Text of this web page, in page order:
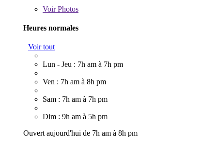
VoirPhotos
Heures normales
Voir tout
Lun - Jeu : 7h am à 7h pm
Ven : 7h am à 8h pm
Sam : 7h am à 7h pm
Dim : 9h am à 5h pm
Ouvert aujourd'hui de 7h am à 8h pm